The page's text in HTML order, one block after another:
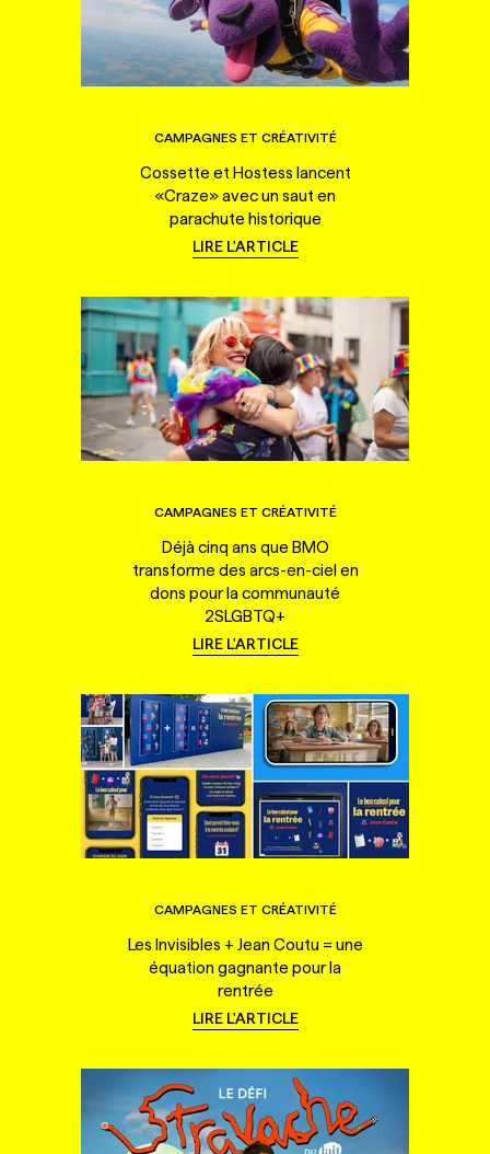
CAMPAGNES ET CRÉATIVITÉ
Cossette et Hostess lancent
«Craze» avec un saut en
parachute historique
LIRE L'ARTICLE
CAMPAGNES ET CRÉATIVITÉ
Déjà cinq ans que BMO
transforme des arcs-en-ciel en
dons pour la communauté
2SLGBTQ+
LIRE L'ARTICLE
CAMPAGNES ET CRÉATIVITÉ
Les Invisibles + Jean Coutu = une
équation gagnante pour la
rentrée
LIRE L'ARTICLE